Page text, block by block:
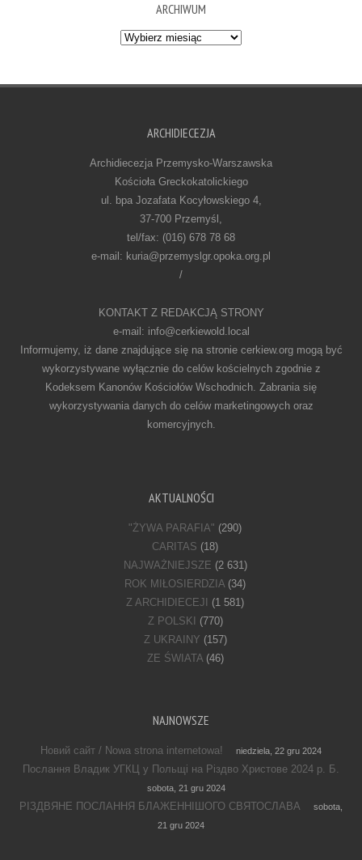
ARCHIWUM
Archiwum
ARCHIDIECEZJA
Archidiecezja Przemysko-Warszawska
Kościoła Greckokatolickiego
ul. bpa Jozafata Kocyłowskiego 4,
37-700 Przemyśl,
tel/fax: (016) 678 78 68
e-mail: kuria@przemyslgr.opoka.org.pl
/
KONTAKT Z REDAKCJĄ STRONY
e-mail: info@cerkiewold.local
Informujemy, iż dane znajdujące się na stronie cerkiew.org mogą być
wykorzystywane wyłącznie do celów kościelnych zgodnie z
Kodeksem Kanonów Kościołów Wschodnich. Zabrania się
wykorzystywania danych do celów marketingowych oraz
komercyjnych.
AKTUALNOŚCI
"ŻYWA PARAFIA" (290)
CARITAS (18)
NAJWAŻNIEJSZE (2 631)
ROK MIŁOSIERDZIA(34)
Z ARCHIDIECEJI
(1 581)
Z POLSKI
(770)
Z UKRAINY (157)
ZE ŚWIATA(46)
NAJNOWSZE
Новий сайт / Nowa strona internetowa! niedziela, 22 gru 2024
Послання Владик УГКЦ у Польщі на Різдво Христове 2024 р. Б.
sobota, 21 gru 2024
РІЗДВЯНЕ ПОСЛАННЯ БЛАЖЕННІШОГО СВЯТОСЛАВА
sobota,
21 gru 2024